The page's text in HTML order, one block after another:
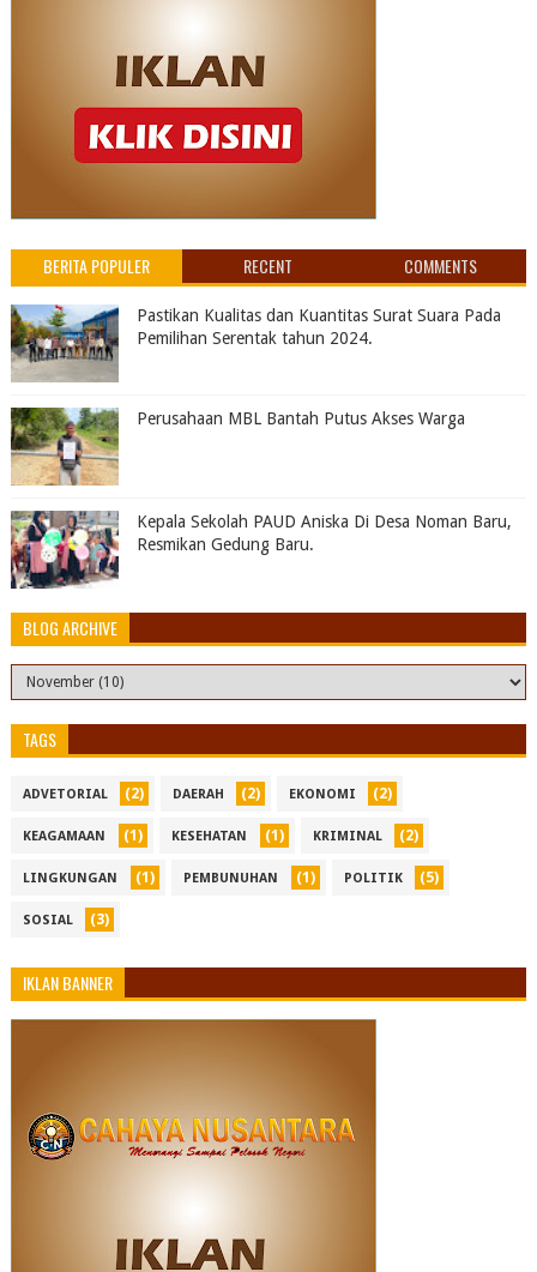
BERITA POPULER RECENT COMMENTS
Pastikan Kualitas dan Kuantitas Surat Suara Pada
Pemilihan Serentak tahun 2024.
Perusahaan MBL Bantah Putus Akses Warga
Kepala Sekolah PAUD Aniska Di Desa Noman Baru,
Resmikan Gedung Baru.
BLOG ARCHIVE
TAGS
ADVETORIAL (2) DAERAH (2) EKONOMI (2)
KEAGAMAAN (1) KESEHATAN (1) KRIMINAL (2)
LINGKUNGAN (1) PEMBUNUHAN (1) POLITIK (5)
SOSIAL (3)
IKLAN BANNER